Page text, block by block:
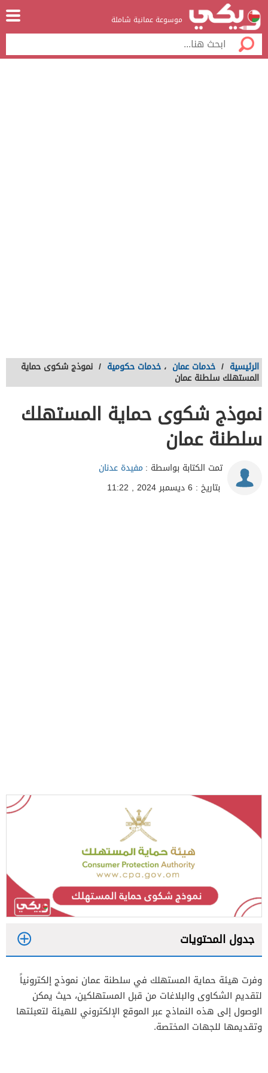
موسوعة عمانية شاملة
الرئيسية / خدمات عمان ، خدمات حكومية / نموذج شكوى حماية
المستهلك سلطنة عمان
نموذج شكوى حماية المستهلك
سلطنة عمان
تمت الكتابة بواسطة : مفيدة عدنان
بتاريخ : 6 ديسمبر 2024 , 11:22
جدول المحتويات
2
وفرت هيئة حماية المستهلك في سلطنة عمان نموذج إلكترونياً
لتقديم الشكاوى والبلاغات من قبل المستهلكين، حيث يمكن
الوصول إلى هذه النماذج عبر الموقع الإلكتروني للهيئة لتعبئتها
وتقديمها للجهات المختصة.